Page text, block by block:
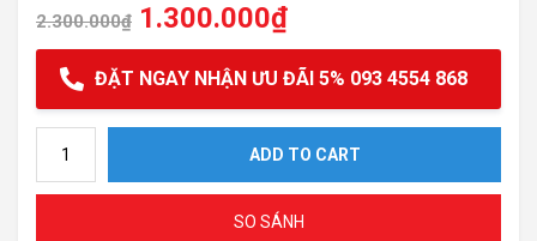
2.300.000₫ 1.300.000₫
ĐẶT NGAY NHẬN ƯU ĐÃI 5% 093 4554 868
ADD TO CART
SO SÁNH